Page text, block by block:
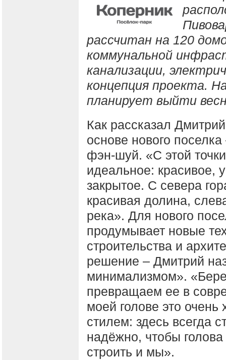
рассчитан на 120
коммунальной
канализации,
концепция проекта.
планирует выйти
Как рассказал
основе нового
фэн-шуй. «С этой
идеальное: красивое,
закрытое. С севера
красивая долина,
река». Для нового
продумывает новые
строительства и
решение – Дмитрий
минимализмом».
превращаем ее в
моей голове это
стилем: здесь всегда
надёжно, чтобы
строить и мы».